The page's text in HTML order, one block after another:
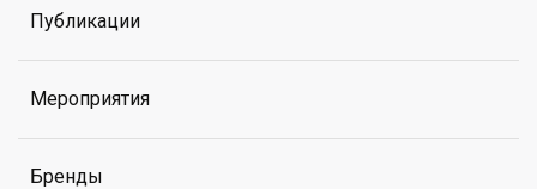
Публикации
Мероприятия
Бренды